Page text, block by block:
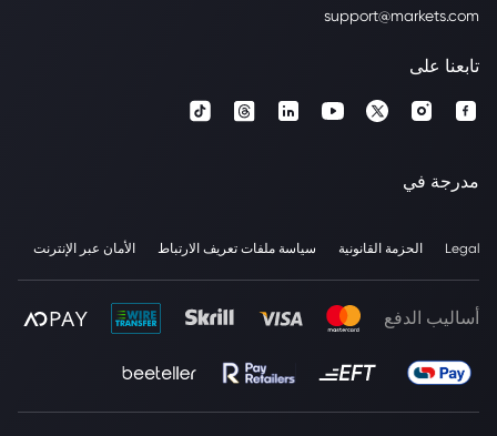
support@markets.com
تابعنا على
مدرجة في
Legal الحزمة القانونية سياسة ملفات تعريف الارتباط الأمان عبر الإنترنت
أساليب الدفع